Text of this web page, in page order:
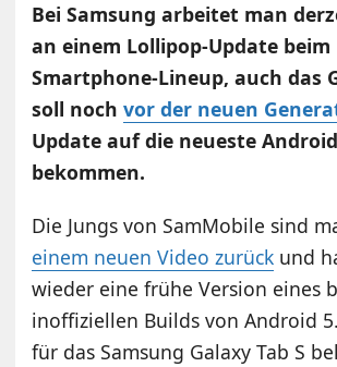
Bei Samsung arbeitet man
an einem Lollipop-Update beim
Smartphone-Lineup, auch das
soll nochvor der neuen
Update auf die neueste
bekommen.
Die Jungs von SamMobile sind
einem neuen Video zurück und
wieder eine frühe Version eines
inoffiziellen Builds von Android
für das Samsung Galaxy Tab S